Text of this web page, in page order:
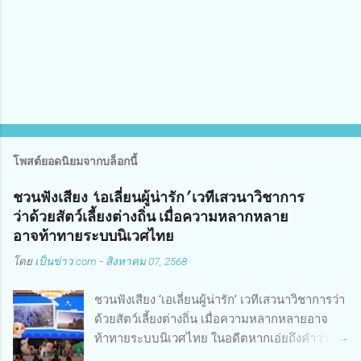
โพสต์ยอดนิยมจากบล็อกนี้
ชวนฟังเสียง ‘เอเลี่ยนผู้น่ารัก’ เวทีเสวนาวิชาการ
ว่าด้วยสัตว์เลี้ยงต่างถิ่น เมื่อความหลากหลาย
อาจท้าทายระบบนิเวศไทย
โดยเป็นข่าว.com - สิงหาคม 07, 2568
ชวนฟังเสียง ‘เอเลี่ยนผู้น่ารัก’ เวทีเสวนาวิชาการว่า
ด้วยสัตว์เลี้ยงต่างถิ่น เมื่อความหลากหลายอาจ
ท้าทายระบบนิเวศไทย ในอดีตหากเอ่ยถึงคำว่า